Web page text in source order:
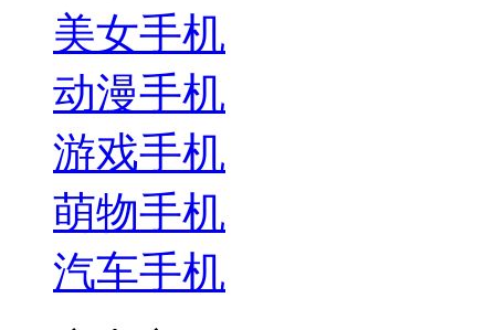
美女手机
动漫手机
游戏手机
萌物手机
汽车手机